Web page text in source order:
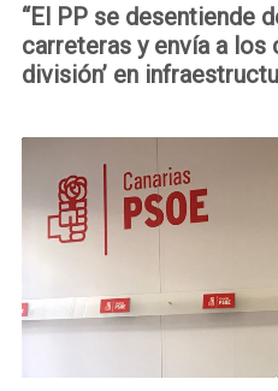
“El PP se desentiende
carreteras y envía a los
división’ en